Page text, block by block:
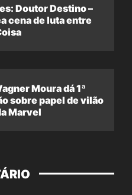
Doutor Destino –
cena de luta entre
Moura dá 1ª
sobre papel de vilão
Marvel